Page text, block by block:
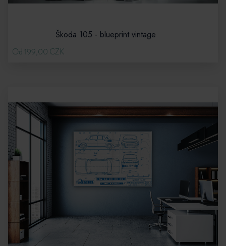
Škoda 105 - blueprint vintage
Od 199,00 CZK